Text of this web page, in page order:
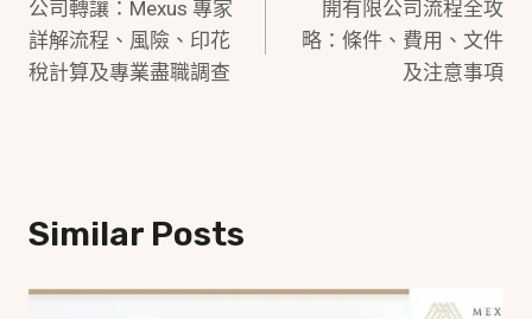
Navigation
公司轉讓：Mexus 專家
詳解流程、風險、印花
稅計算及專業盡職調查
開有限公司流程全攻
略：條件、費用、文件
及注意事項
Similar Posts